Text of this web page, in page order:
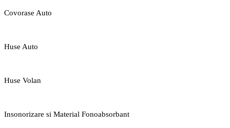
Covorase Auto
Huse Auto
Huse Volan
Insonorizare si Material Fonoabsorbant